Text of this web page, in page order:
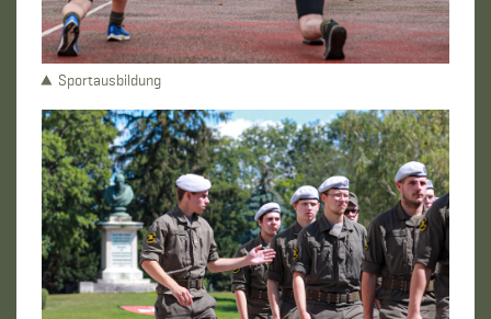
Sportausbildung